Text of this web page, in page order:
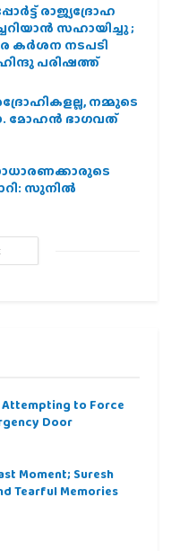
രാജ്യദ്രോഹ
സഹായിച്ചു ;
കർശന നടപടി
പരിഷത്ത്
നമ്മുടെ
മോഹന്‍ ഭാഗവത്
സുനിൽ
Attempting to Force
Door
Moment; Suresh
Tearful Memories